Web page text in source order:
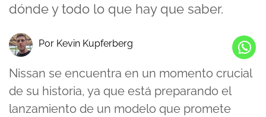
dónde y todo lo que hay que saber.
Por Kevin Kupferberg
Nissan se encuentra en un momento crucial
de su historia, ya que está preparando el
lanzamiento de un modelo que promete